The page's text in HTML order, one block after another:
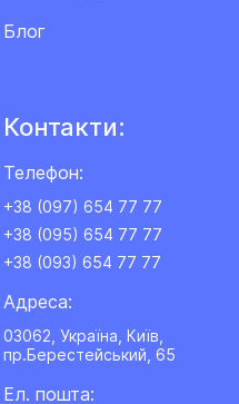
Блог
Контакти:
Телефон:
+38 (097) 654 77 77
+38 (095) 654 77 77
+38 (093) 654 77 77
Адреса:
03062, Україна, Київ,
пр.Берестейський, 65
Ел. пошта: